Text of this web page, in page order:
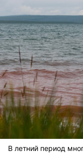
В летний период